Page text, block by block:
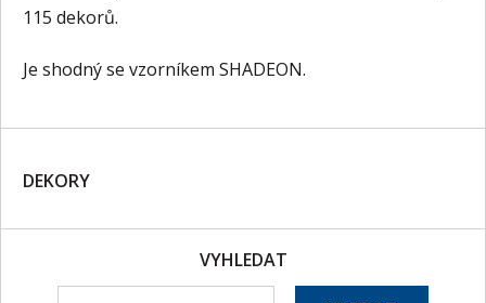
115 dekorů.
Je shodný se vzorníkem SHADEON.
DEKORY
VYHLEDAT